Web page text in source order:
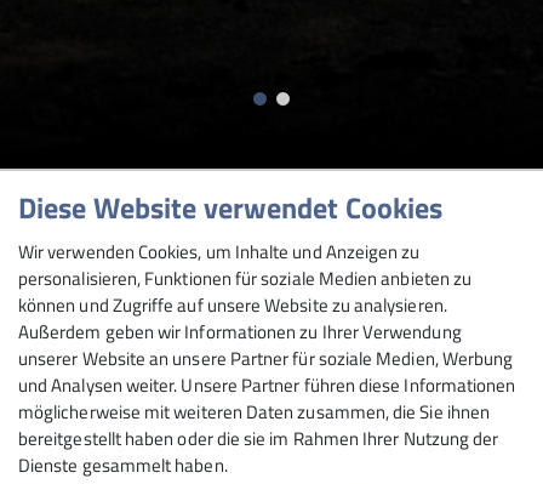
Wanderung /
Trailrunning über den
Rußberg
05.08.2020
Diese Website verwendet Cookies
Wir verwenden Cookies, um Inhalte und Anzeigen zu
personalisieren, Funktionen für soziale Medien anbieten zu
können und Zugriffe auf unsere Website zu analysieren.
Außerdem geben wir Informationen zu Ihrer Verwendung
unserer Website an unsere Partner für soziale Medien, Werbung
und Analysen weiter. Unsere Partner führen diese Informationen
möglicherweise mit weiteren Daten zusammen, die Sie ihnen
bereitgestellt haben oder die sie im Rahmen Ihrer Nutzung der
Dienste gesammelt haben.